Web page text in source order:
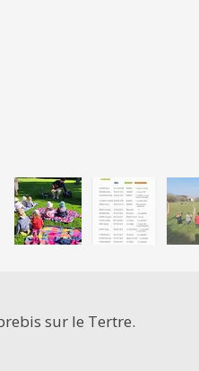
sur le Tertre.